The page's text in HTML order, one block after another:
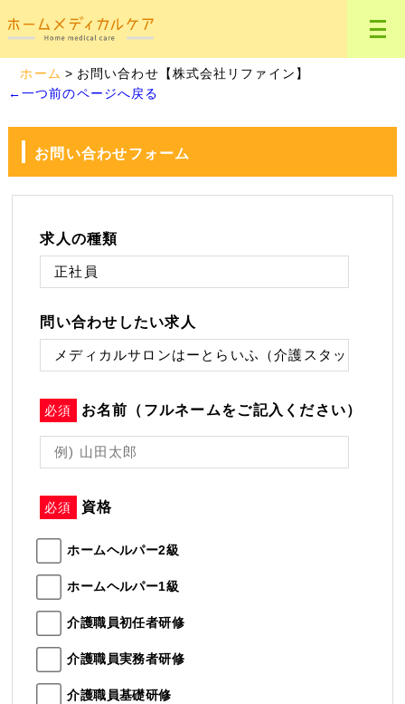
ホーム
お問い合わせ【株式会社リファイン】
←一つ前のページへ戻る
お問い合わせフォーム
求人の種類
問い合わせしたい求人
必須 お名前（フルネームをご記入ください）
必須 資格
ホームヘルパー2級
ホームヘルパー1級
介護職員初任者研修
介護職員実務者研修
介護職員基礎研修